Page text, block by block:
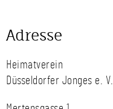
Adresse
Heimatverein
Düsseldorfer Jonges e. V.